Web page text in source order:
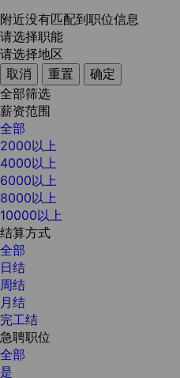
附近没有匹配到职位信息
请选择职能
请选择地区
取消
重置
确定
全部筛选
薪资范围
全部
2000以上
4000以上
6000以上
8000以上
10000以上
结算方式
全部
日结
周结
月结
完工结
急聘职位
全部
是